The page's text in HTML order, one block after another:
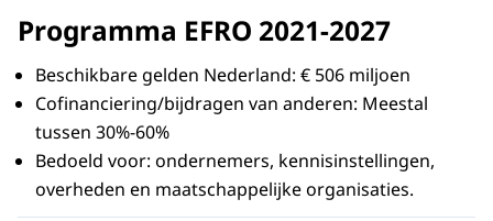
Programma EFRO 2021-2027
Beschikbare gelden Nederland: € 506 miljoen
Cofinanciering/bijdragen van anderen: Meestal
tussen 30%-60%
Bedoeld voor: ondernemers, kennisinstellingen,
overheden en maatschappelijke organisaties.